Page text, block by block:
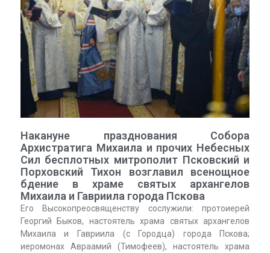
Накануне празднования Собора
Архистратига Михаила и прочих Небесных
Сил бесплотных митрополит Псковский и
Порховский Тихон возглавил всенощное
бдение в храме святых архангелов
Михаила и Гавриила города Пскова
Его Высокопреосвященству сослужили: протоиерей
Георгий Быков, настоятель храма святых архангелов
Михаила и Гавриила (с Городца) города Пскова;
иеромонах Авраамий (Тимофеев), настоятель храма